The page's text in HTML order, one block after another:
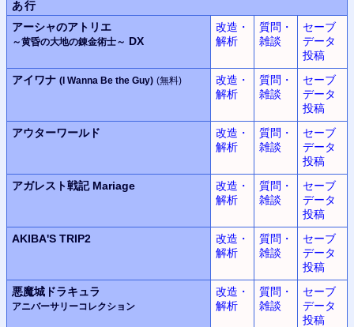
あ行
アーシャのアトリエ
～黄昏の大地の錬金術士～ DX
改造・
解析
質問・
雑談
セーブ
データ
投稿
アイワナ (I Wanna Be the Guy) (無料)
改造・
解析
質問・
雑談
セーブ
データ
投稿
アウターワールド
改造・
解析
質問・
雑談
セーブ
データ
投稿
アガレスト戦記 Mariage
改造・
解析
質問・
雑談
セーブ
データ
投稿
AKIBA'S TRIP2
改造・
解析
質問・
雑談
セーブ
データ
投稿
悪魔城ドラキュラ
アニバーサリーコレクション
改造・
解析
質問・
雑談
セーブ
データ
投稿